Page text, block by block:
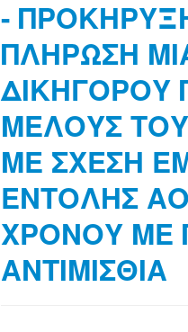
-
ΠΛΗΡΩΣΗ
ΔΙΚΗΓΟΡΟΥ
ΜΕΛΟΥΣ
ΜΕ ΣΧΕΣΗ
ΕΝΤΟΛΗΣ
ΧΡΟΝΟΥ ΜΕ
ΑΝΤΙΜΙΣΘΙΑ